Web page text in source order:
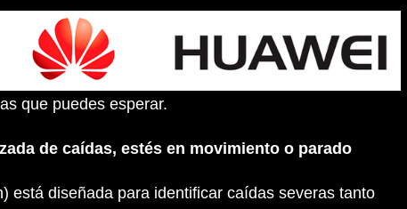
que puedes esperar.
de caídas, estés en movimiento o parado
está diseñada para identificar caídas severas tanto